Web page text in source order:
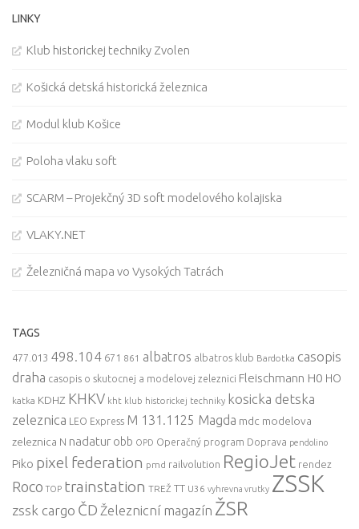
LINKY
Klub historickej techniky Zvolen
Košická detská historická železnica
Modul klub Košice
Poloha vlaku soft
SCARM – Projekčný 3D soft modelového kolajiska
VLAKY.NET
Železničná mapa vo Vysokých Tatrách
TAGS
477.013 498.104 671 861 albatros albatros klub Bardotka casopis
draha casopis o skutocnej a modelovej zeleznici Fleischmann H0 HO
katka KDHZ KHKV kht klub historickej techniky kosicka detska
zeleznica LEO Express M 131.1125 Magda mdc modelova
zeleznica N nadatur obb OPD Operačný program Doprava pendolino
Piko pixel federation pmd railvolution RegioJet rendez
Roco TOP trainstation TREŽ TT U36 vyhrevna vrutky ZSSK
zssk cargo ČD Železnicní magazín ŽSR